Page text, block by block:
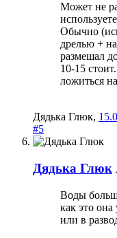
Может не
Обычно
дрелью +
размешал
10-15
ложиться
Дядька Глюк,
#5
Дядька Глюк
Воды
как это она
или в